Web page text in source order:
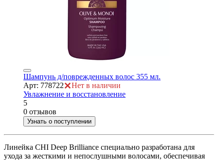
Шампунь д/поврежденных волос 355 мл.
Арт: 778722
Нет в наличии
Увлажнение и восстановление
5
0 отзывов
Узнать о поступлении
Линейка CHI Deep Brilliance специально разработана для
ухода за жесткими и непослушными волосами, обеспечивая